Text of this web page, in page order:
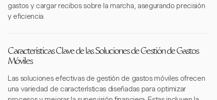
gastos y cargar recibos sobre la marcha, asegurando precisión
y eficiencia.
Características Clave de las Soluciones de Gestión de Gastos
Móviles
Las soluciones efectivas de gestión de gastos móviles ofrecen
una variedad de características diseñadas para optimizar